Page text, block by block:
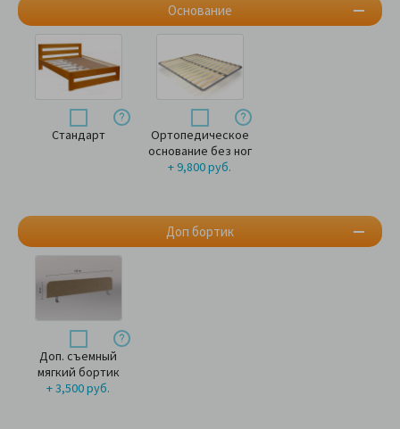
Основание
Доп бортик
Стандарт
Ортопедическое
основание без ног
+ 9,800 руб.
Доп. съемный
мягкий бортик
+ 3,500 руб.